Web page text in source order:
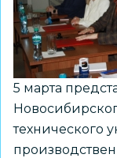
в
5 марта
технического